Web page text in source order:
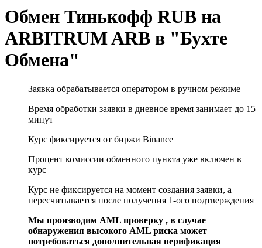
Обмен Тинькофф RUB на
ARBITRUM ARB в "Бухте
Обмена"
Заявка обрабатывается оператором в ручном режиме
Время обработки заявки в дневное время занимает до 15
минут
Курс фиксируется от биржи Binance
Процент комиссии обменного пункта уже включен в
курс
Курс не фиксируется на момент создания заявки, а
пересчитывается после получения 1-ого подтверждения
Мы производим AML проверку , в случае
обнаружения высокого AML риска может
потребоваться дополнительная верификация